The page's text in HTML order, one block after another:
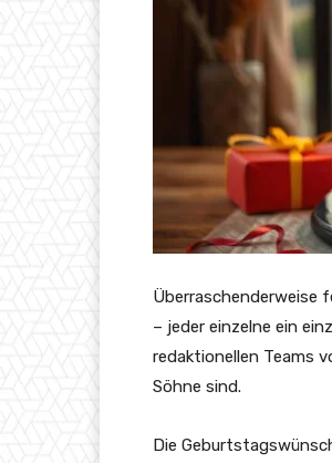
Überraschenderweise
– jeder einzelne ein
redaktionellen Teams
Söhne sind.
Die